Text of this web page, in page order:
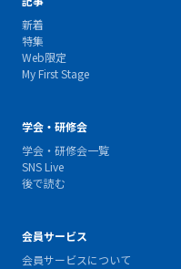
新着
特集
Web限定
My First Stage
学会・研修会
学会・研修会一覧
SNS Live
後で読む
会員サービス
会員サービスについて